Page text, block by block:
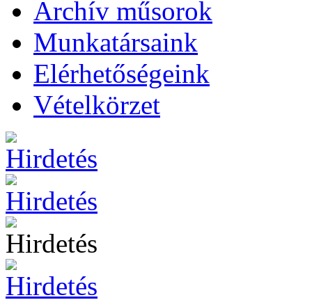
Archív műsorok
Munkatársaink
Elérhetőségeink
Vételkörzet